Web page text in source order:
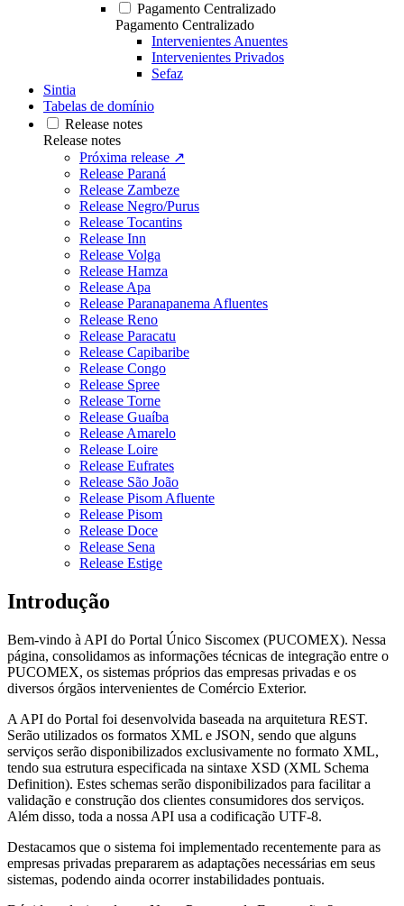
Pagamento Centralizado
Pagamento Centralizado
Intervenientes Anuentes
Intervenientes Privados
Sefaz
Sintia
Tabelas de domínio
Release notes
Release notes
Próxima release ↗
Release Paraná
Release Zambeze
Release Negro/Purus
Release Tocantins
Release Inn
Release Volga
Release Hamza
Release Apa
Release Paranapanema Afluentes
Release Reno
Release Paracatu
Release Capibaribe
Release Congo
Release Spree
Release Torne
Release Guaíba
Release Amarelo
Release Loire
Release Eufrates
Release São João
Release Pisom Afluente
Release Pisom
Release Doce
Release Sena
Release Estige
Introdução
Bem-vindo à API do Portal Único Siscomex (PUCOMEX). Nessa
página, consolidamos as informações técnicas de integração entre o
PUCOMEX, os sistemas próprios das empresas privadas e os
diversos órgãos intervenientes de Comércio Exterior.
A API do Portal foi desenvolvida baseada na arquitetura REST.
Serão utilizados os formatos XML e JSON, sendo que alguns
serviços serão disponibilizados exclusivamente no formato XML,
tendo sua estrutura especificada na sintaxe XSD (XML Schema
Definition). Estes schemas serão disponibilizados para facilitar a
validação e construção dos clientes consumidores dos serviços.
Além disso, toda a nossa API usa a codificação UTF-8.
Destacamos que o sistema foi implementado recentemente para as
empresas privadas prepararem as adaptações necessárias em seus
sistemas, podendo ainda ocorrer instabilidades pontuais.